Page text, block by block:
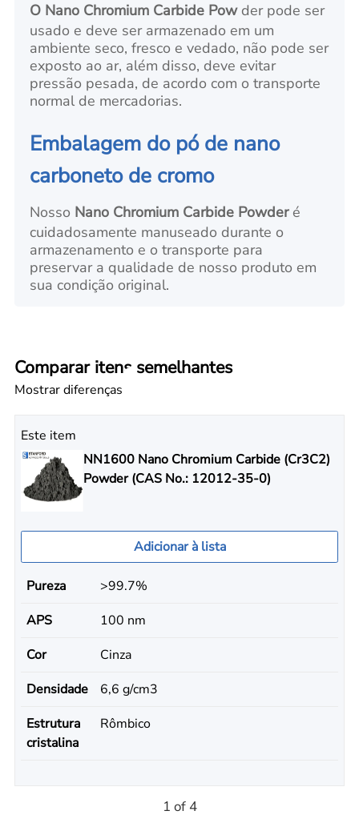
O Nano Chromium Carbide Powder pode ser
usado e deve ser armazenado em um
ambiente seco, fresco e vedado, não pode ser
exposto ao ar, além disso, deve evitar
pressão pesada, de acordo com o transporte
normal de mercadorias.
Embalagem do pó de nano
carboneto de cromo
Nosso Nano Chromium Carbide Powderé
cuidadosamente manuseado durante o
armazenamento e o transporte para
preservar a qualidade de nosso produto em
sua condição original.
Comparar itens semelhantes
Mostrar diferenças
Este item
NN1600 Nano Chromium Carbide (Cr3C2)
Powder (CAS No.: 12012-35-0)
Adicionar à lista
Pureza
>99.7%
APS
100 nm
Cor
Cinza
Densidade
6,6 g/cm3
Estrutura
cristalina
Rômbico
1 of 4